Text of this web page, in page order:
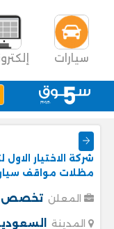
سيارات
شركة الاختيار
مظلات مواقف
المعلن تخصص
المدينة